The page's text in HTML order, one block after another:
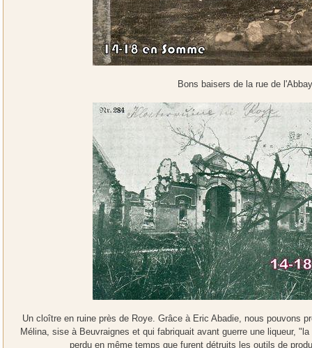
Bons baisers de la rue de
Un cloître en ruine près de Roye. Grâce à Eric Abadie, nous pouvons
Mélina, sise à Beuvraignes et qui fabriquait avant guerre une liqueur,
perdu en même temps que furent détruits les outils de